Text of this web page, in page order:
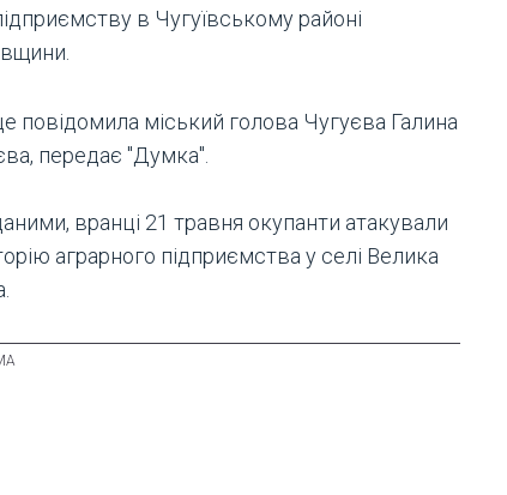
в Чугуївському районі
повідомила міський голова Чугуєва Галина
передає "Думка".
вранці 21 травня окупанти атакували
аграрного підприємства у селі Велика